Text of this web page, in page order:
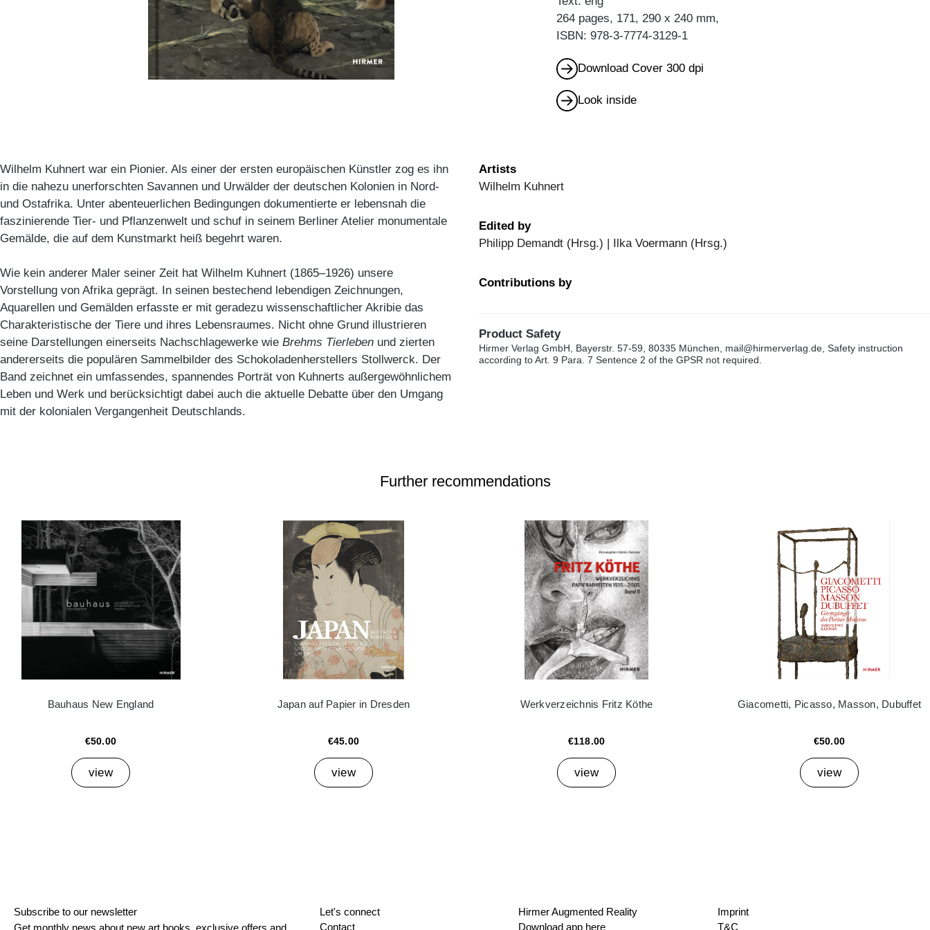
264 pages, 171, 290 x 240 mm,
ISBN: 978-3-7774-3129-1
Download Cover 300 dpi
Look inside
Wilhelm Kuhnert war ein Pionier. Als einer der ersten europäischen Künstler zog es ihn
in die nahezu unerforschten Savannen und Urwälder der deutschen Kolonien in Nord-
und Ostafrika. Unter abenteuerlichen Bedingungen dokumentierte er lebensnah die
faszinierende Tier- und Pflanzenwelt und schuf in seinem Berliner Atelier monumentale
Gemälde, die auf dem Kunstmarkt heiß begehrt waren.
Wie kein anderer Maler seiner Zeit hat Wilhelm Kuhnert (1865–1926) unsere
Vorstellung von Afrika geprägt. In seinen bestechend lebendigen Zeichnungen,
Aquarellen und Gemälden erfasste er mit geradezu wissenschaftlicher Akribie das
Charakteristische der Tiere und ihres Lebensraumes. Nicht ohne Grund illustrieren
seine Darstellungen einerseits Nachschlagewerke wie Brehms Tierleben und zierten
andererseits die populären Sammelbilder des Schokoladenherstellers Stollwerck. Der
Band zeichnet ein umfassendes, spannendes Porträt von Kuhnerts außergewöhnlichem
Leben und Werk und berücksichtigt dabei auch die aktuelle Debatte über den Umgang
mit der kolonialen Vergangenheit Deutschlands.
Artists
Wilhelm Kuhnert
Edited by
Philipp Demandt (Hrsg.) | Ilka Voermann (Hrsg.)
Contributions by
Product Safety
Hirmer Verlag GmbH, Bayerstr. 57-59, 80335 München, mail@hirmerverlag.de, Safety instruction
according to Art. 9 Para. 7 Sentence 2 of the GPSR not required.
Further recommendations
Bauhaus New England
€50.00
view
Japan auf Papier in Dresden
€45.00
view
Werkverzeichnis Fritz Köthe
€118.00
view
Giacometti, Picasso, Masson, Dubuffet
€50.00
view
Subscribe to our newsletter
Let's connect
Contact
Hirmer Augmented Reality
Download app here
Imprint
T&C